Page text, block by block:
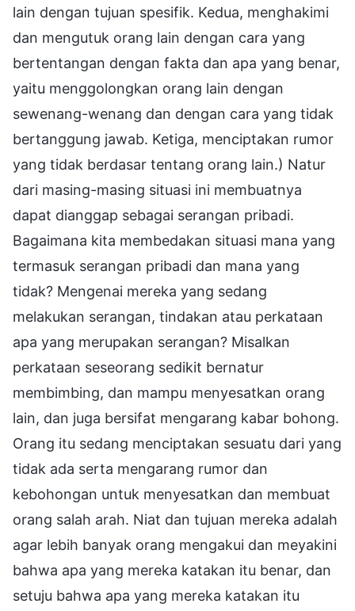
lain dengan tujuan spesifik. Kedua, menghakimi
dan mengutuk orang lain dengan cara yang
bertentangan dengan fakta dan apa yang benar,
yaitu menggolongkan orang lain dengan
sewenang-wenang dan dengan cara yang tidak
bertanggung jawab. Ketiga, menciptakan rumor
yang tidak berdasar tentang orang lain.) Natur
dari masing-masing situasi ini membuatnya
dapat dianggap sebagai serangan pribadi.
Bagaimana kita membedakan situasi mana yang
termasuk serangan pribadi dan mana yang
tidak? Mengenai mereka yang sedang
melakukan serangan, tindakan atau perkataan
apa yang merupakan serangan? Misalkan
perkataan seseorang sedikit bernatur
membimbing, dan mampu menyesatkan orang
lain, dan juga bersifat mengarang kabar bohong.
Orang itu sedang menciptakan sesuatu dari yang
tidak ada serta mengarang rumor dan
kebohongan untuk menyesatkan dan membuat
orang salah arah. Niat dan tujuan mereka adalah
agar lebih banyak orang mengakui dan meyakini
bahwa apa yang mereka katakan itu benar, dan
setuju bahwa apa yang mereka katakan itu